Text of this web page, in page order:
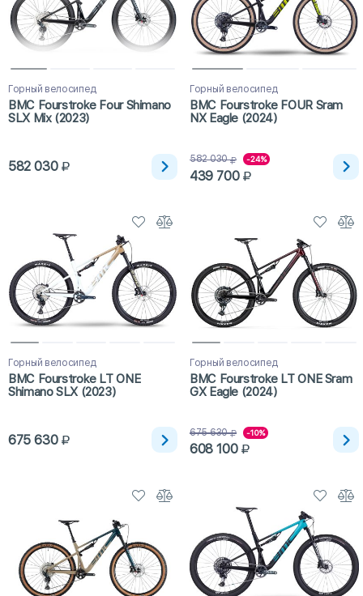
Горный велосипед
BMC Fourstroke Four Shimano
SLX Mix (2023)
582 030
Горный велосипед
BMC Fourstroke FOUR Sram
NX Eagle (2024)
582 030 -24%
439 700
Горный велосипед
BMC Fourstroke LT ONE
Shimano SLX (2023)
675 630
Горный велосипед
BMC Fourstroke LT ONE Sram
GX Eagle (2024)
675 630 -10%
608 100